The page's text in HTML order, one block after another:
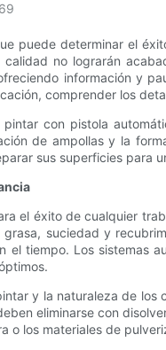
69
puede determinar el
no lograrán
información y
comprender los
con pistola
de ampollas y la
sus superficies para
el éxito de cualquier
suciedad y
el tiempo. Los sistemas
y la naturaleza de
eliminarse con
o los materiales de